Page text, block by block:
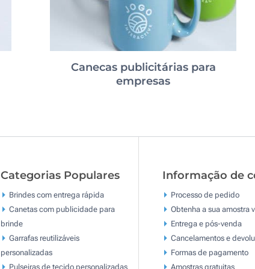
Canecas publicitárias para
empresas
Categorias Populares
Brindes com entrega rápida
Canetas com publicidade para
brinde
Garrafas reutilizáveis
personalizadas
Pulseiras de tecido personalizadas
Informação de
Processo de pedido
Obtenha a sua amostra
Entrega e pós-venda
Cancelamentos e
Formas de pagamento
Amostras gratuitas